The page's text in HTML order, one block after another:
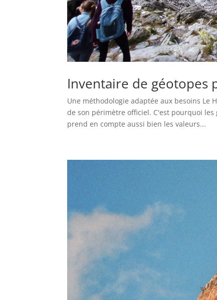
Inventaire de géotopes
Une méthodologie adaptée aux besoins Le
de son périmètre officiel. C'est pourquoi
prend en compte aussi bien les valeurs...